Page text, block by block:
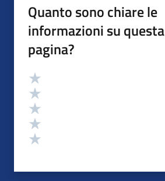
Quanto sono chiare le
informazioni su questa
pagina?
Valutazione